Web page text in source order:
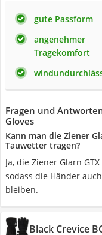
gute Passform
angenehmer
Tragekomfort
Fragen und
Gloves
Kann man die Ziener
Tauwetter tragen?
Ja, die Ziener Glarn
sodass die Händer
bleiben.
Black Crevice